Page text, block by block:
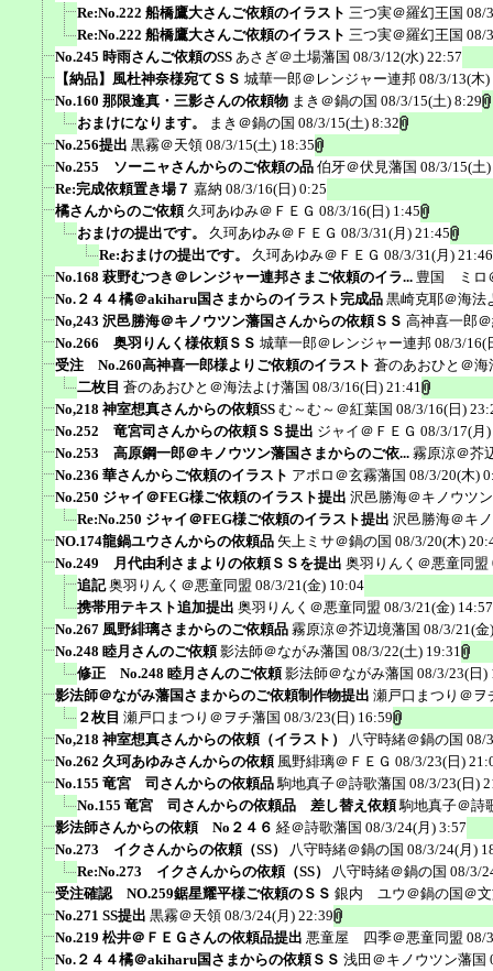
Re:No.222 船橋鷹大さんご依頼のイラスト 三つ実＠羅幻王国 08/
Re:No.222 船橋鷹大さんご依頼のイラスト 三つ実＠羅幻王国 08/
No.245 時雨さんご依頼のSS あさぎ＠土場藩国 08/3/12(水) 22:57
【納品】風杜神奈様宛てＳＳ 城華一郎＠レンジャー連邦 08/3/13(木)
No.160 那限逢真・三影さんの依頼物 まき＠鍋の国 08/3/15(土) 8:29
おまけになります。
まき＠鍋の国 08/3/15(土) 8:32
No.256提出 黒霧＠天領 08/3/15(土) 18:35
No.255 ソーニャさんからのご依頼の品 伯牙＠伏見藩国 08/3/15(土
Re:完成依頼置き場７ 嘉納 08/3/16(日) 0:25
橘さんからのご依頼 久珂あゆみ＠ＦＥＧ 08/3/16(日) 1:45
おまけの提出です。
久珂あゆみ＠ＦＥＧ 08/3/31(月) 21:45
Re:おまけの提出です。
久珂あゆみ＠ＦＥＧ 08/3/31(月) 21:46
No.168 萩野むつき＠レンジャー連邦さまご依頼のイラ... 豊国 ミロ
No.２４４橘＠akiharu国さまからのイラスト完成品 黒崎克耶＠海法
No,243 沢邑勝海＠キノウツン藩国さんからの依頼ＳＳ 高神喜一郎
No.266 奥羽りんく様依頼ＳＳ 城華一郎＠レンジャー連邦 08/3/16(
受注 No.260高神喜一郎様よりご依頼のイラスト 蒼のあおひと＠海
二枚目 蒼のあおひと＠海法よけ藩国 08/3/16(日) 21:41
No,218 神室想真さんからの依頼SS む～む～＠紅葉国 08/3/16(日)
No.252 竜宮司さんからの依頼ＳＳ提出 ジャイ＠ＦＥＧ 08/3/17(月
No.253 高原鋼一郎＠キノウツン藩国さまからのご依... 霧原涼＠芥
No.236 華さんからご依頼のイラスト アポロ＠玄霧藩国 08/3/20(木)
No.250 ジャイ＠FEG様ご依頼のイラスト提出 沢邑勝海＠キノウツ
Re:No.250 ジャイ＠FEG様ご依頼のイラスト提出 沢邑勝海＠キ
NO.174龍鍋ユウさんからの依頼品 矢上ミサ＠鍋の国 08/3/20(木)
No.249 月代由利さまよりの依頼ＳＳを提出 奥羽りんく＠悪童同盟
追記 奥羽りんく＠悪童同盟 08/3/21(金) 10:04
携帯用テキスト追加提出 奥羽りんく＠悪童同盟 08/3/21(金) 14:57
No.267 風野緋璃さまからのご依頼品 霧原涼＠芥辺境藩国 08/3/21(金
No.248 睦月さんのご依頼 影法師＠ながみ藩国 08/3/22(土) 19:31
修正 No.248 睦月さんのご依頼 影法師＠ながみ藩国 08/3/23(日)
影法師＠ながみ藩国さまからのご依頼制作物提出 瀬戸口まつり＠ヲ
２枚目 瀬戸口まつり＠ヲチ藩国 08/3/23(日) 16:59
No,218 神室想真さんからの依頼（イラスト）
八守時緒＠鍋の国 08/
No.262 久珂あゆみさんからの依頼 風野緋璃＠ＦＥＧ 08/3/23(日)
No.155 竜宮 司さんからの依頼品 駒地真子＠詩歌藩国 08/3/23(日)
No.155 竜宮 司さんからの依頼品 差し替え依頼 駒地真子＠詩
影法師さんからの依頼 No２４６ 経＠詩歌藩国 08/3/24(月) 3:57
No.273 イクさんからの依頼（SS）
八守時緒＠鍋の国 08/3/24(月)
Re:No.273 イクさんからの依頼（SS）
八守時緒＠鍋の国 08/3/
受注確認 NO.259鋸星耀平様ご依頼のＳＳ 銀内 ユウ＠鍋の国＠
No.271 SS提出 黒霧＠天領 08/3/24(月) 22:39
No.219 松井＠ＦＥＧさんの依頼品提出 悪童屋 四季＠悪童同盟 08/
No.２４４橘＠akiharu国さまからの依頼ＳＳ 浅田＠キノウツン藩国